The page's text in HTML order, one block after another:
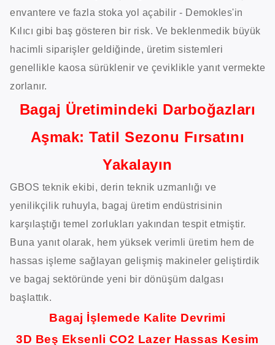
envantere ve fazla stoka yol açabilir - Demokles'in
Kılıcı gibi baş gösteren bir risk. Ve beklenmedik büyük
hacimli siparişler geldiğinde, üretim sistemleri
genellikle kaosa sürüklenir ve çeviklikle yanıt vermekte
zorlanır.
Bagaj Üretimindeki Darboğazları
Aşmak: Tatil Sezonu Fırsatını
Yakalayın
GBOS teknik ekibi, derin teknik uzmanlığı ve
yenilikçilik ruhuyla, bagaj üretim endüstrisinin
karşılaştığı temel zorlukları yakından tespit etmiştir.
Buna yanıt olarak, hem yüksek verimli üretim hem de
hassas işleme sağlayan gelişmiş makineler geliştirdik
ve bagaj sektöründe yeni bir dönüşüm dalgası
başlattık.
Bagaj İşlemede Kalite Devrimi
3D Beş Eksenli CO2 Lazer Hassas Kesim